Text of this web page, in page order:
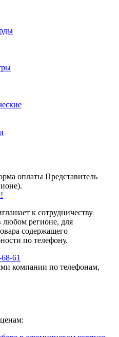
оплаты Представитель
к сотрудничеству
любом регионе, для
содержащего
по телефону.
61
компании по телефонам,